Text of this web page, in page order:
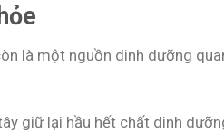
là một nguồn dinh dưỡng
giữ lại hầu hết chất dinh